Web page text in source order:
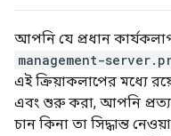
আপনি যে প্রধান
management-
এই ক্রিয়াকলাপের মধ্যে
এবং শুরু করা, আপনি
চান কিনা তা সিদ্ধান্ত